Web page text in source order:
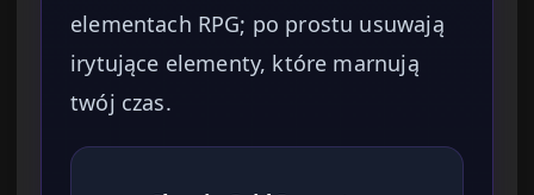
elementach RPG; po prostu usuwają
irytujące elementy, które marnują
twój czas.